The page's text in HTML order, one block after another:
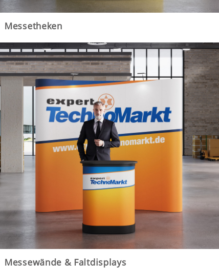
Messetheken
Messewände & Faltdisplays